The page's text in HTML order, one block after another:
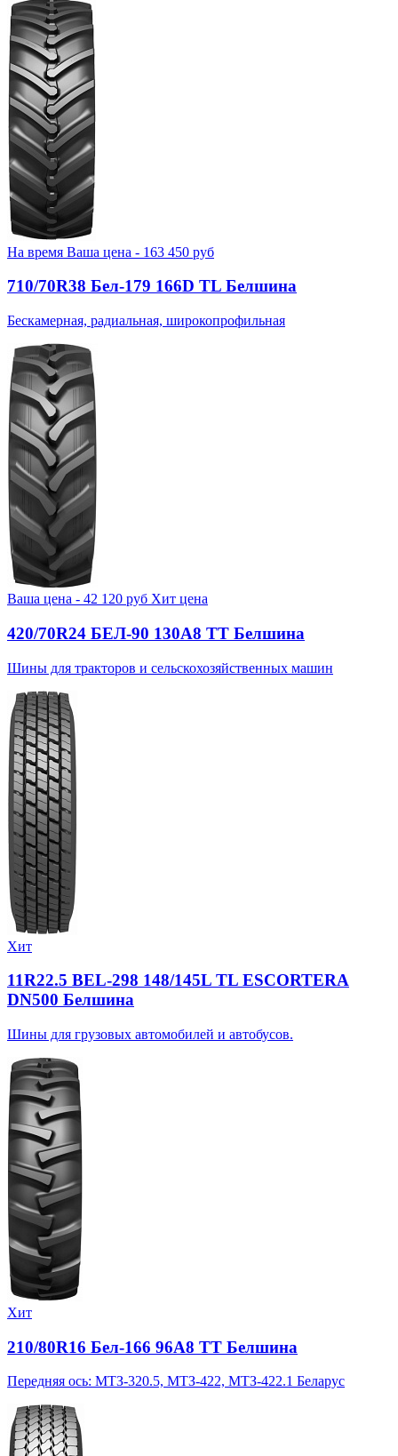
На время Ваша цена - 163 450 руб
710/70R38 Бел-179 166D TL Белшина
Бескамерная, радиальная, широкопрофильная
Ваша цена - 42 120 руб Хит цена
420/70R24 БЕЛ-90 130А8 TT Белшина
Шины для тракторов и сельскохозяйственных машин
Хит
11R22.5 BEL-298 148/145L TL ESCORTERA
DN500 Белшина
Шины для грузовых автомобилей и автобусов.
Хит
210/80R16 Бел-166 96A8 TT Белшина
Передняя ось: МТЗ-320.5, МТЗ-422, МТЗ-422.1 Беларус